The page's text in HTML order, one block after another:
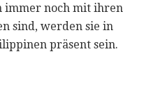
immer noch mit ihren
sind, werden sie in
präsent sein.